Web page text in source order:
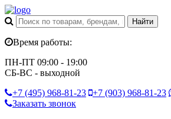
Время работы:
ПН-ПТ 09:00 - 19:00
СБ-ВС - выходной
+7 (495) 968-81-23 +7 (903) 968-81-23
Заказать звонок